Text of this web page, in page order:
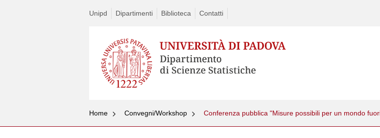
Unipd Dipartimenti Biblioteca Contatti
Home Convegni/Workshop Conferenza pubblica "Misure possibili per un mondo